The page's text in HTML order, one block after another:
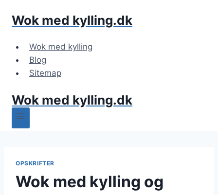
Wok med kylling.dk
Wok med kylling
Blog
Sitemap
Wok med kylling.dk
OPSKRIFTER
Wok med kylling og